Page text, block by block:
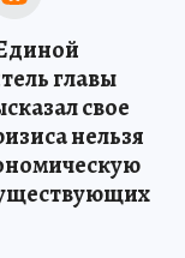
главы
свое
нельзя